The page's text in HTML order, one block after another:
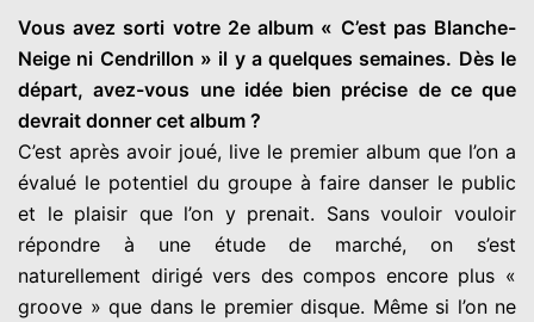
Vous avez sorti votre 2e album « C’est pas Blanche-
Neige ni Cendrillon » il y a quelques semaines. Dès le
départ, avez-vous une idée bien précise de ce que
devrait donner cet album ?
C’est après avoir joué, live le premier album que l’on a
évalué le potentiel du groupe à faire danser le public
et le plaisir que l’on y prenait. Sans vouloir vouloir
répondre à une étude de marché, on s’est
naturellement dirigé vers des compos encore plus «
groove » que dans le premier disque. Même si l’on ne